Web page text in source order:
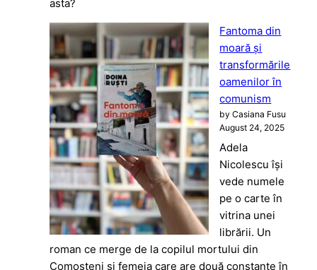
asta?
Fantoma din
moară și
transformările
oamenilor în
comunism
by Casiana Fusu
August 24, 2025
Adela
Nicolescu își
vede numele
pe o carte în
vitrina unei
librării. Un
roman ce merge de la copilul mortului din
Comoșteni și femeia care are două constante în